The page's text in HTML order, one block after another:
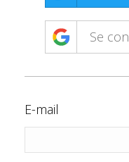
Se
E-mail